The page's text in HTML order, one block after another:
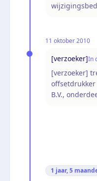
11 oktober 2010
[verzoeker]In
[verzoeker]
offsetdrukker
B.V.,
1 jaar, 5